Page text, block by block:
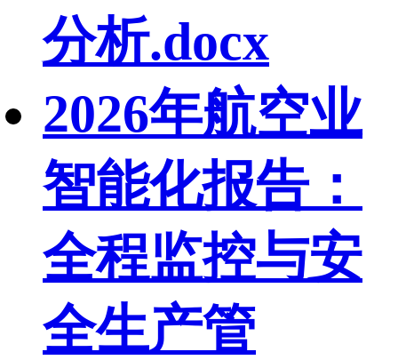
分析.docx
2026年航空业
智能化报告：
全程监控与安
全生产管